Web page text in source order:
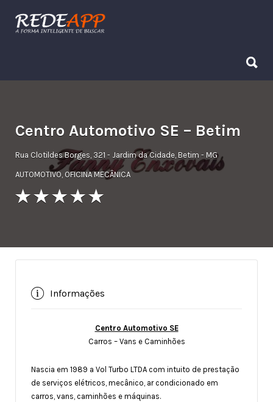
Procurar:
Centro Automotivo SE – Betim
Rua Clotildes Borges, 321 - Jardim da Cidade, Betim - MG
AUTOMOTIVO, OFICINA MECÂNICA
Informações
Centro Automotivo SE
Carros – Vans e Caminhões
Nascia em 1989 a Vol Turbo LTDA com intuito de prestação
de serviços elétricos, mecânico, ar condicionado em
carros, vans, caminhões e máquinas.